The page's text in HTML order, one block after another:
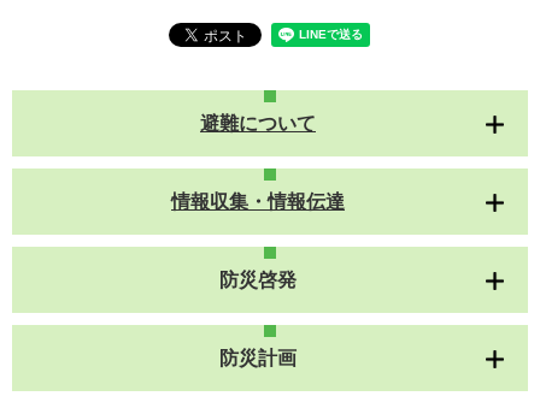
避難について
情報収集・情報伝達
防災啓発
防災計画